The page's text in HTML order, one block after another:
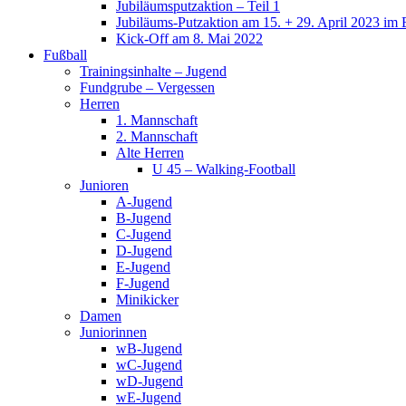
Jubiläumsputzaktion – Teil 1
Jubiläums-Putzaktion am 15. + 29. April 2023 im
Kick-Off am 8. Mai 2022
Fußball
Trainingsinhalte – Jugend
Fundgrube – Vergessen
Herren
1. Mannschaft
2. Mannschaft
Alte Herren
U 45 – Walking-Football
Junioren
A-Jugend
B-Jugend
C-Jugend
D-Jugend
E-Jugend
F-Jugend
Minikicker
Damen
Juniorinnen
wB-Jugend
wC-Jugend
wD-Jugend
wE-Jugend